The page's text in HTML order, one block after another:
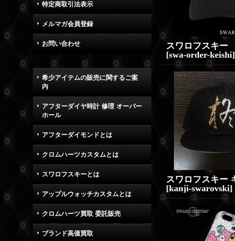
特定商取引法表示
メルマガ会員登録
お問い合わせ
希少アイテムの販売に関するご案
内
アフターダイヤ時計 修理 オーバー
ホール
アフターダイモンドとは
クロムハーツカスタムとは
スワロフスキーとは
アップルウォッチカスタムとは
クロムハーツ買取 委託販売
ブランド高価買取
[swa-order-keishi]
[kanji-swarovski]